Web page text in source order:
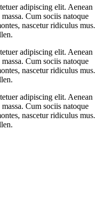
adipiscing elit. Aenean
Cum sociis natoque
nascetur ridiculus mus.
adipiscing elit. Aenean
Cum sociis natoque
nascetur ridiculus mus.
adipiscing elit. Aenean
Cum sociis natoque
nascetur ridiculus mus.